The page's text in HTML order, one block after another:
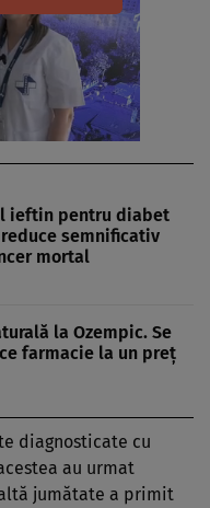
ieftin pentru diabet
semnificativ
mortal
la Ozempic. Se
farmacie la un preț
diagnosticate cu
au urmat
jumătate a primit